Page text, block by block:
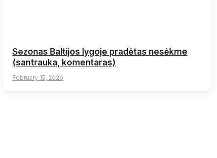
Sezonas Baltijos lygoje pradėtas nesėkme
(santrauka, komentaras)
February 15, 2026